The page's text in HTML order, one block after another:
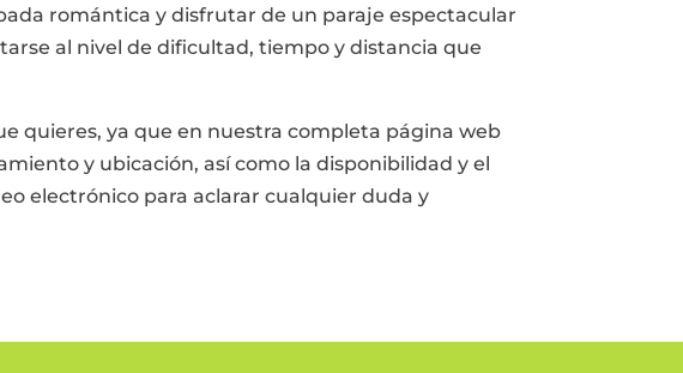
romántica y disfrutar de un paraje espectacular
al nivel de dificultad, tiempo y distancia que
quieres, ya que en nuestra completa página web
y ubicación, así como la disponibilidad y el
electrónico para aclarar cualquier duda y